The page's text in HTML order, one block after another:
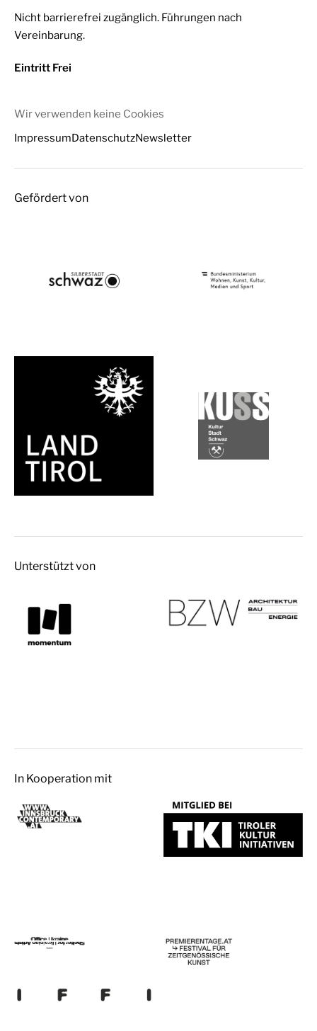
Nicht barrierefrei zugänglich. Führungen nach
Vereinbarung.
Eintritt Frei
Wir verwenden keine Cookies
ImpressumDatenschutzNewsletter
Gefördert von
Unterstützt von
In Kooperation mit